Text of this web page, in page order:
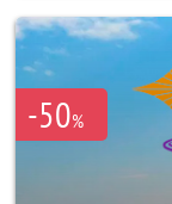
-50%